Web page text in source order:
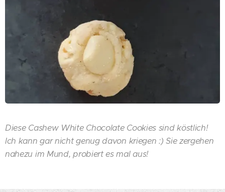
Diese Cashew White Chocolate Cookies sind köstlich!
Ich kann gar nicht genug davon kriegen :) Sie zergehen
nahezu im Mund, probiert es mal aus!